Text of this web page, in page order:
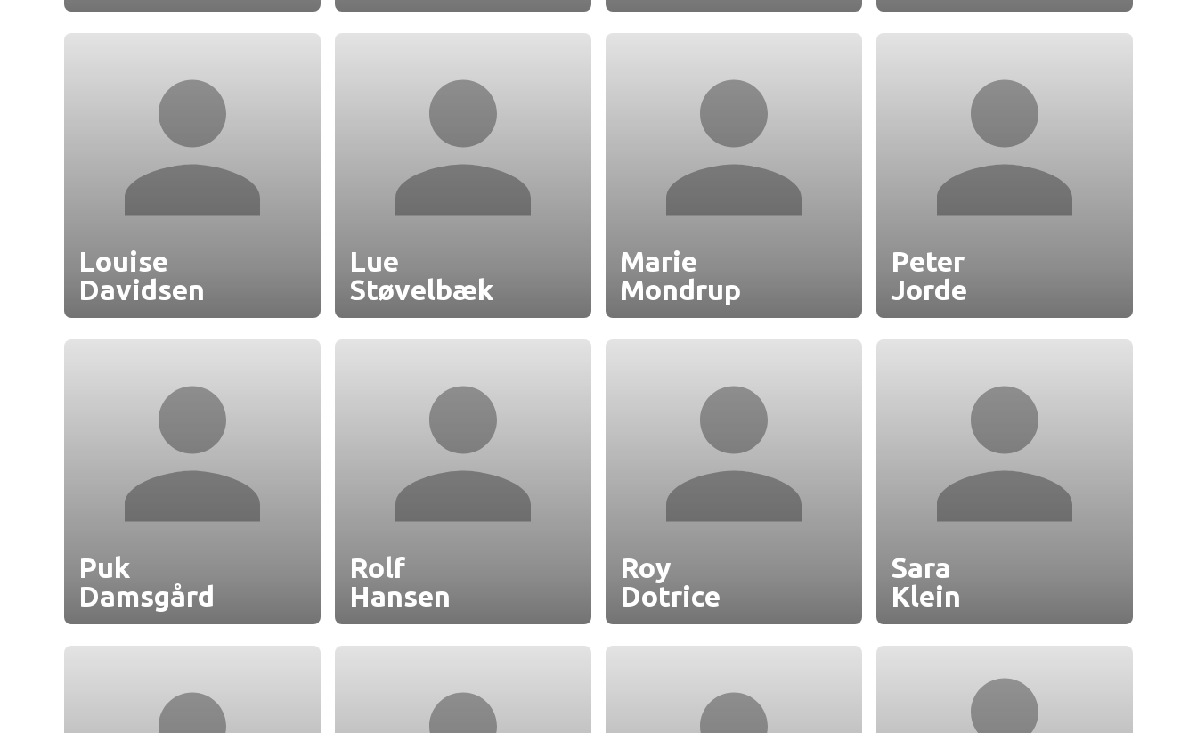
Louise
Davidsen
Lue
Støvelbæk
Marie
Mondrup
Peter
Jorde
Puk
Damsgård
Rolf
Hansen
Roy
Dotrice
Sara
Klein